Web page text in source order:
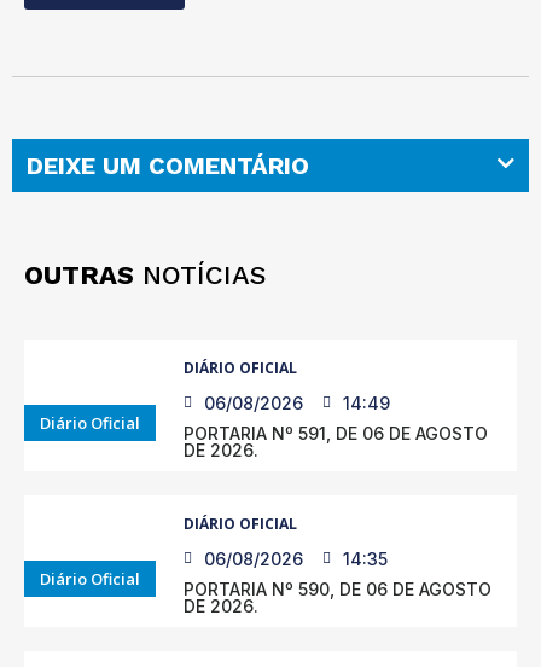
DEIXE UM COMENTÁRIO
OUTRAS NOTÍCIAS
Diário Oficial
DIÁRIO OFICIAL
06/08/2026
14:49
PORTARIA Nº 591, DE 06 DE AGOSTO
DE 2026.
Diário Oficial
DIÁRIO OFICIAL
06/08/2026
14:35
PORTARIA Nº 590, DE 06 DE AGOSTO
DE 2026.